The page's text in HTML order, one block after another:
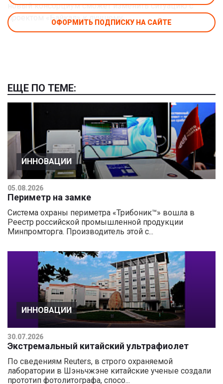
новый консорциум сможет изменить ситуацию с
проектом «Байкал» к лучшему.
ОФОРМИТЬ ПОДПИСКУ НА САЙТЕ
ЕЩЕ ПО ТЕМЕ:
ИННОВАЦИИ
05.08.2026
Периметр на замке
Система охраны периметра «Трибоник™» вошла в
Реестр российской промышленной продукции
Минпромторга. Производитель этой с...
ИННОВАЦИИ
30.07.2026
Экстремальный китайский ультрафиолет
По сведениям Reuters, в строго охраняемой
лаборатории в Шэньчжэне китайские ученые создали
прототип фотолитографа, спосо...